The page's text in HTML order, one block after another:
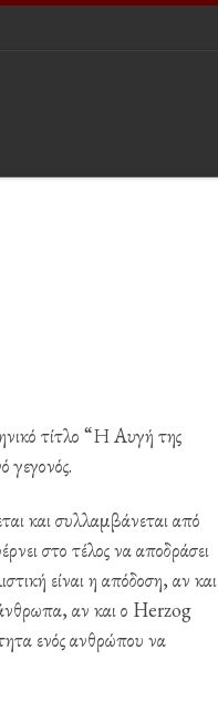
τίτλο “Η Αυγή της
γεγονός.
και συλλαμβάνεται από
στο τέλος να αποδράσει
είναι η απόδοση, αν και
αν και ο Herzog
ενός ανθρώπου να